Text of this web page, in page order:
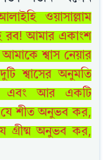
ওয়াসাল্লাম
রব! আমার একাংশ
শ্বাস নেয়ার
শ্বাসের অনুমতি
এবং আর একটি
যে শীত অনুভব কর,
গ্রীষ্ম অনুভব কর,